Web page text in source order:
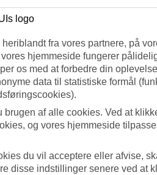
fra vores partnere, på
hjemmeside fungerer
os med at forbedre din
data til statistiske formål
af alle cookies. Ved at
og vores hjemmeside
du vil acceptere eller afvise,
disse indstillinger senere ved at